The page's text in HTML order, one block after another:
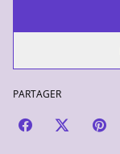
PARTAGER